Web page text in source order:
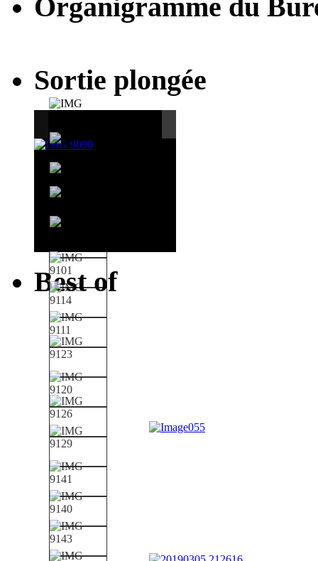
Organigramme du
Sortie plongée
Best of